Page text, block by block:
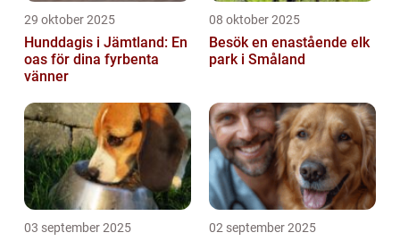
29 oktober 2025
Hunddagis i Jämtland: En
oas för dina fyrbenta
vänner
08 oktober 2025
Besök en enastående elk
park i Småland
03 september 2025 02 september 2025